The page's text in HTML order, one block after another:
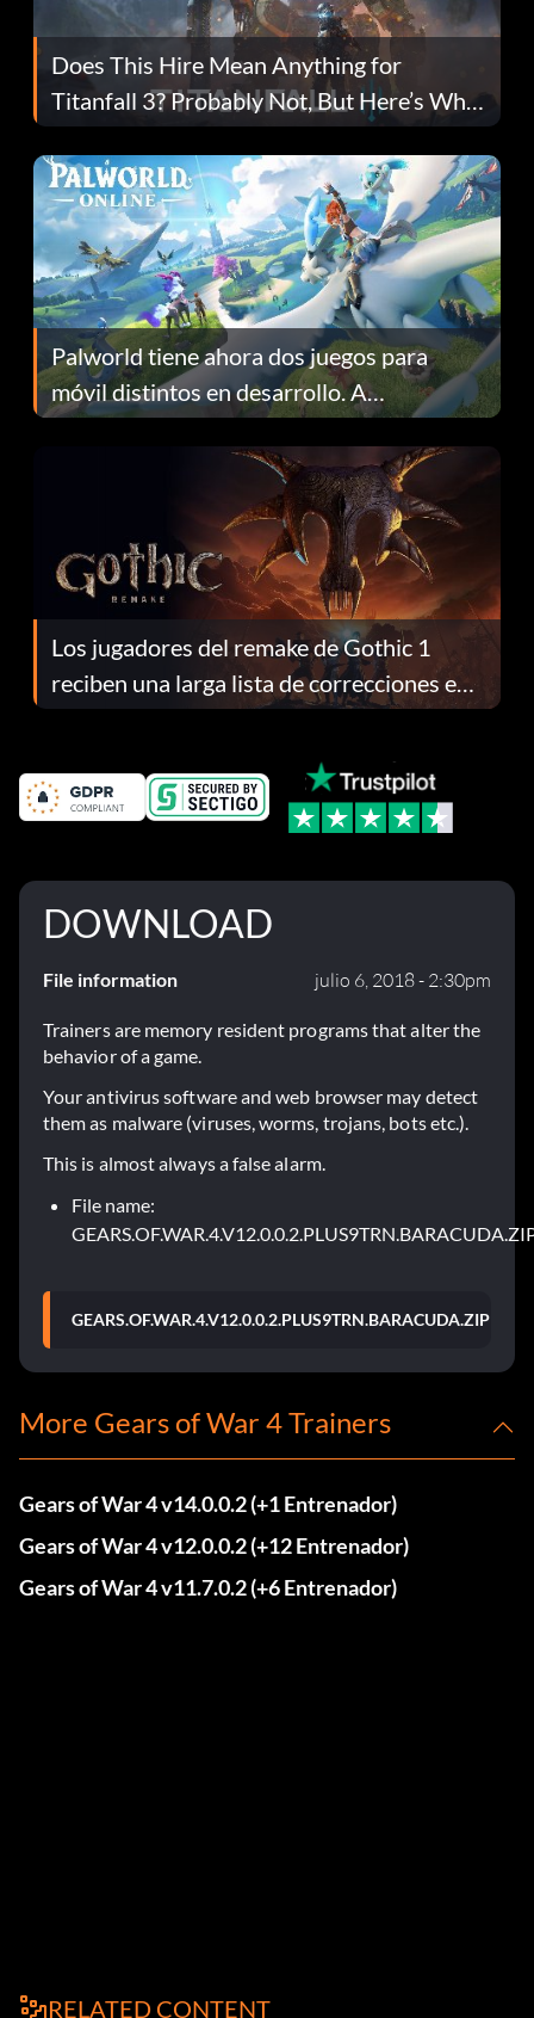
Does This Hire Mean Anything for
Titanfall 3? Probably Not, But Here’s Why
Fans Are Hopeful
Palworld tiene ahora dos juegos para
móvil distintos en desarrollo. A
continuación te explicamos por qué.
Los jugadores del remake de Gothic 1
reciben una larga lista de correcciones en
el parche 1.0.4
DOWNLOAD
File information julio 6, 2018 - 2:30pm
Trainers are memory resident programs that alter the
behavior of a game.
Your antivirus software and web browser may detect
them as malware (viruses, worms, trojans, bots etc.).
This is almost always a false alarm.
File name:
GEARS.OF.WAR.4.V12.0.0.2.PLUS9TRN.BARACUDA.ZIP
More Gears of War 4 Trainers
Gears of War 4 v14.0.0.2 (+1 Entrenador)
Gears of War 4 v12.0.0.2 (+12 Entrenador)
Gears of War 4 v11.7.0.2 (+6 Entrenador)
RELATED CONTENT